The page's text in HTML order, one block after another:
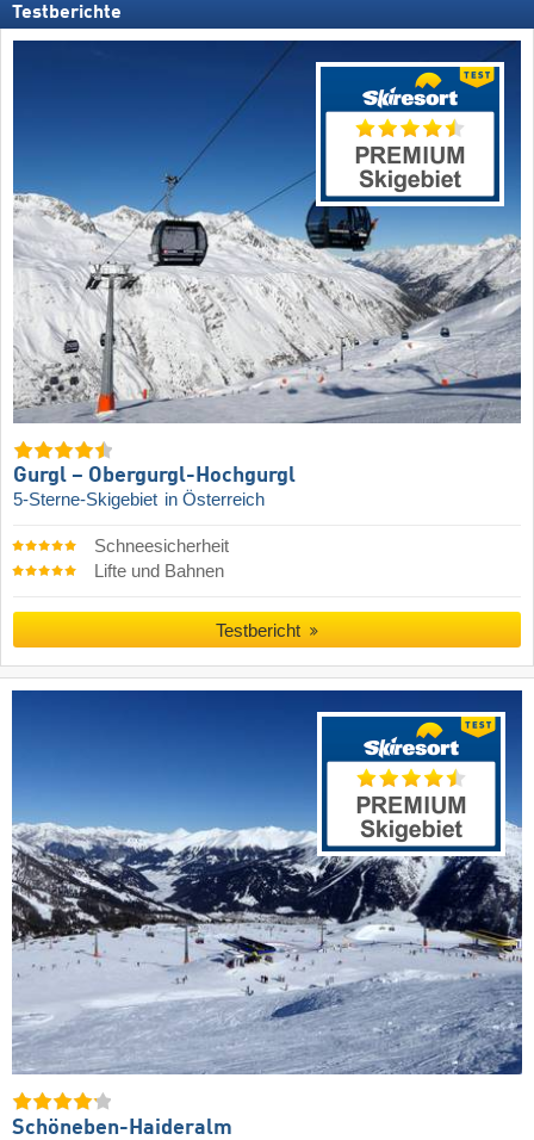
Testberichte
Gurgl – Obergurgl-Hochgurgl
5-Sterne-Skigebiet in Österreich
Schneesicherheit
Lifte und Bahnen
Testbericht
Schöneben-Haideralm